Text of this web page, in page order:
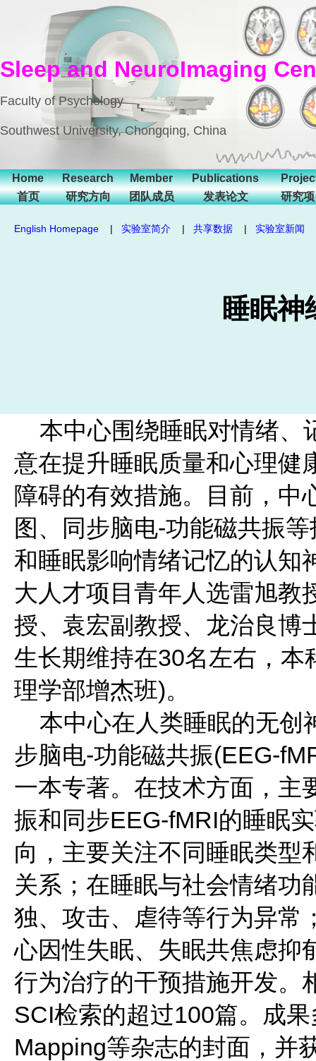
Sleep and NeuroImaging
Faculty of Psychology
Southwest University, Chongqing, China
Home
首页
Research
研究方向
Member
团队成员
Publications
发表论文
研究
English Homepage | 实验室简介 | 共享数据 | 实验室新闻
睡眠神
本中心围绕睡眠对情绪、
意在提升睡眠质量和心理健
障碍的有效措施。目前，中
图、同步脑电-功能磁共振
和睡眠影响情绪记忆的认知
大人才项目青年人选雷旭教
授、袁宏副教授、龙治良博
生长期维持在30名左右，
理学部增杰班)。
本中心在人类睡眠的无创
步脑电-功能磁共振(EEG-
一本专著。在技术方面，主
振和同步EEG-fMRI的睡眠
向，主要关注不同睡眠类型
关系；在睡眠与社会情绪功
独、攻击、虐待等行为异常
心因性失眠、失眠共焦虑抑
行为治疗的干预措施开发。
SCI检索的超过100篇。成
Mapping等杂志的封面，并